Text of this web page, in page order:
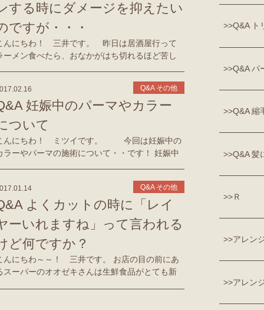
する時にダメージを抑えたい
ですが・・・
んにちわ！ 三井です。 昨日は居酒屋行って
ーメン食べたら、おなかがはち切れるほど苦し
戦線から一歩、後退です。 さて、アイロン系を
う際にやはり気になるのが […]
Q&A その他
妊娠中のパーマやカラー
ついて
んにちわ！ ミツイです。 今回は妊娠中の
ラーやパーマの施術について・・です！ 妊娠中
Q&A その他
よくカットの時に「レイ
ーいれますね」って言われる
ど何ですか？
んにちわ～～！ 三井です。 お店の目の前にあ
スーパーのオオゼキさんは生鮮食品がとても新
Q&A ト
Q&A パ
Q&A 縮
Q&A 髪
Ｒ
アレン
アレン